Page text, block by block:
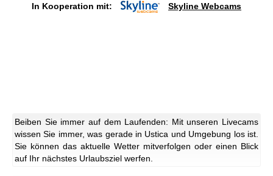
In Kooperation mit: Skyline Webcams
Beiben Sie immer auf dem Laufenden: Mit unseren Livecams
wissen Sie immer, was gerade in Ustica und Umgebung los ist.
Sie können das aktuelle Wetter mitverfolgen oder einen Blick
auf Ihr nächstes Urlaubsziel werfen.